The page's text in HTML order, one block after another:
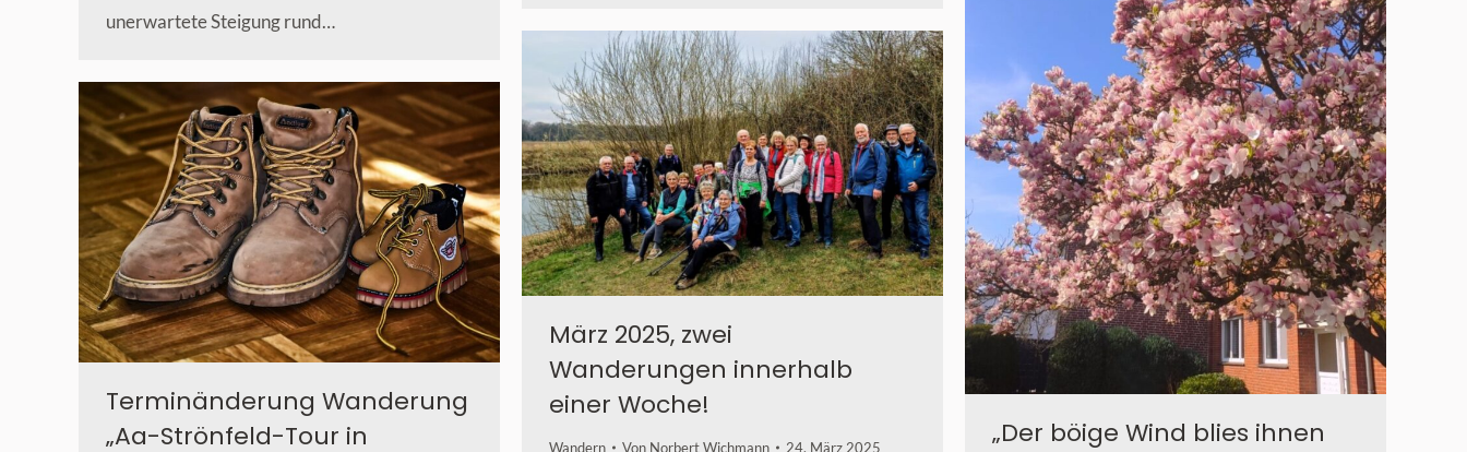
unerwartete Steigung rund…
„Der böige Wind blies ihnen
März 2025, zwei
Wanderungen innerhalb
einer Woche!
Wandern Von Norbert Wichmann 24. März 2025
Terminänderung Wanderung
„Aa-Strönfeld-Tour in